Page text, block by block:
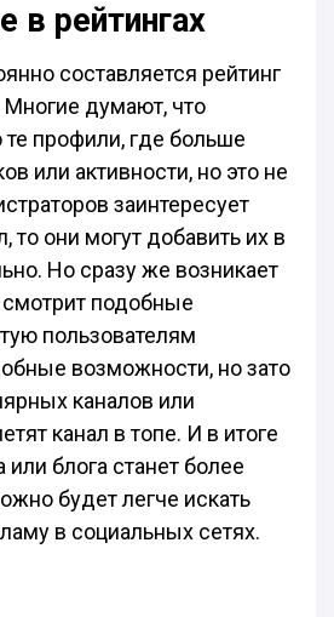
в рейтингах
составляется рейтинг
думают, что
те профили, где больше
или активности, но это не
заинтересует
то они могут добавить их в
Но сразу же возникает
подобные
пользователям
возможности, но зато
каналов или
канал в топе. И в итоге
блога станет более
будет легче искать
в социальных сетях.